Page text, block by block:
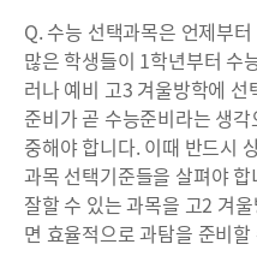
Q. 수능 선택과목은 언제부
많은 학생들이 1학년부터 수
러나 예비 고3 겨울방학에
준비가 곧 수능준비라는 생
중해야 합니다. 이때 반드시
과목 선택기준들을 살펴야
잘할 수 있는 과목을 고2 겨
면 효율적으로 과탐을 준비